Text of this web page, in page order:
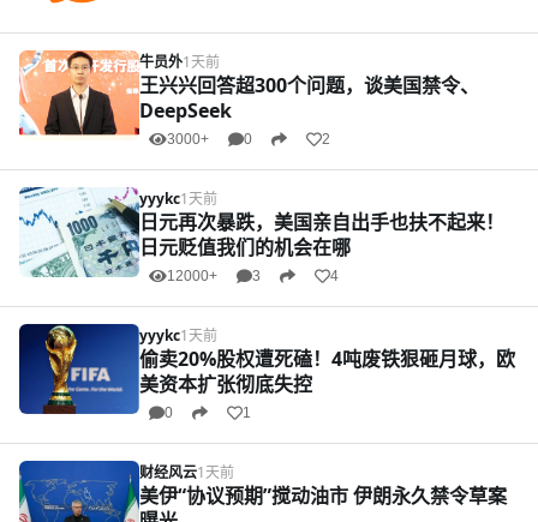
牛员外1天前
王兴兴回答超300个问题，谈美国禁令、
DeepSeek
3000+ 0 2
yyykc1天前
日元再次暴跌，美国亲自出手也扶不起来！
日元贬值我们的机会在哪
12000+ 3 4
yyykc1天前
偷卖20%股权遭死磕！4吨废铁狠砸月球，欧
美资本扩张彻底失控
0 1
财经风云1天前
美伊“协议预期”搅动油市 伊朗永久禁令草案